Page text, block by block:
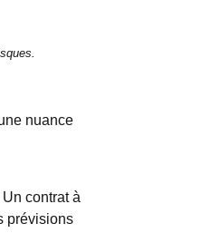
nuance
contrat à
prévisions